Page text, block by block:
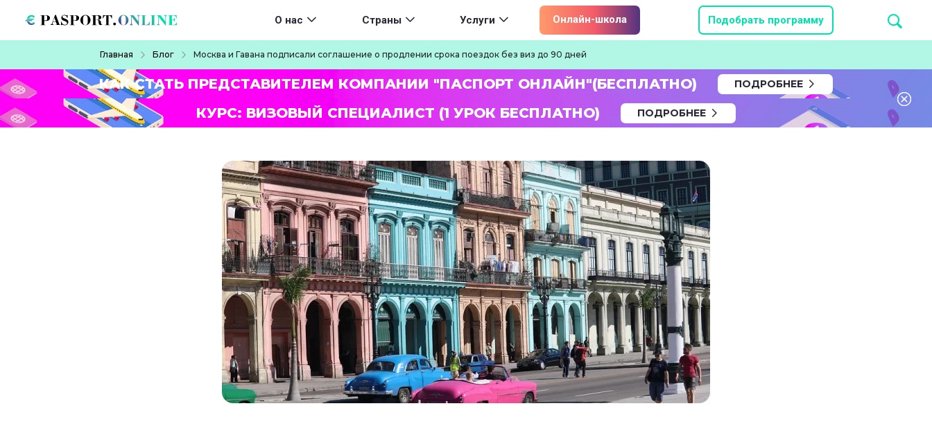
Main navigation
О нас Страны Услуги Онлайн-школа Подобрать программу
Главная Блог Москва и Гавана подписали соглашение о продлении срока поездок без виз до 90 дней
КАК СТАТЬ ПРЕДСТАВИТЕЛЕМ КОМПАНИИ "ПАСПОРТ ОНЛАЙН"(БЕСПЛАТНО) ПОДРОБНЕЕ
КУРС: ВИЗОВЫЙ СПЕЦИАЛИСТ (1 УРОК БЕСПЛАТНО) ПОДРОБНЕЕ